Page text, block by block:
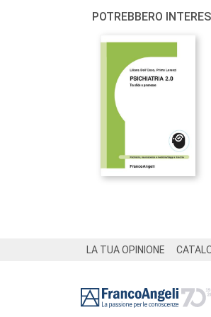
POTREBBERO
LA TUA OPINIONE